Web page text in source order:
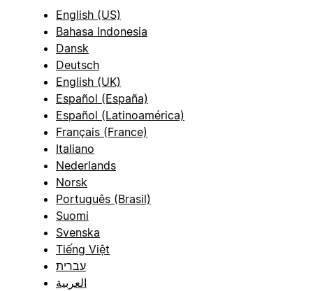
English (US)
Bahasa Indonesia
Dansk
Deutsch
English (UK)
Español (España)
Español (Latinoamérica)
Français (France)
Italiano
Nederlands
Norsk
Português (Brasil)
Suomi
Svenska
Tiếng Việt
עברית
العربية